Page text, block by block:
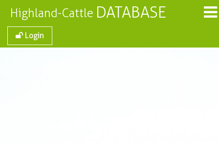
Highland-Cattle DATABASE
Login